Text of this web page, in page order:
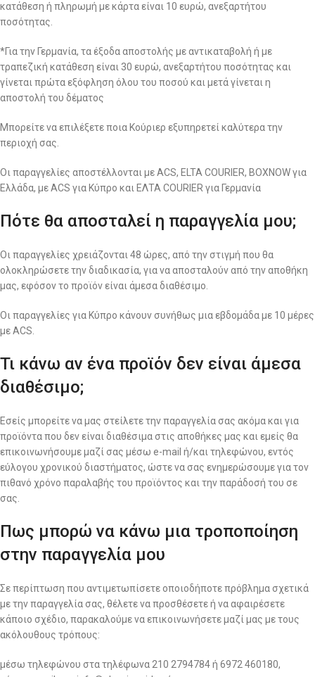
κατάθεση ή πληρωμή με κάρτα είναι 10 ευρώ, ανεξαρτήτου
ποσότητας.
*Για την Γερμανία, τα έξοδα αποστολής με αντικαταβολή ή με
τραπεζική κατάθεση είναι 30 ευρώ, ανεξαρτήτου ποσότητας και
γίνεται πρώτα εξόφληση όλου του ποσού και μετά γίνεται η
αποστολή του δέματος
Μπορείτε να επιλέξετε ποια Κούριερ εξυπηρετεί καλύτερα την
περιοχή σας.
Οι παραγγελίες αποστέλλονται με ACS, ELTA COURIER, BOXNOW για
Ελλάδα, με ACS για Κύπρο και ΕΛΤΑ COURIER για Γερμανία
Πότε θα αποσταλεί η παραγγελία μου;
Οι παραγγελίες χρειάζονται 48 ώρες, από την στιγμή που θα
ολοκληρώσετε την διαδικασία, για να αποσταλούν από την αποθήκη
μας, εφόσον το προϊόν είναι άμεσα διαθέσιμο.
Οι παραγγελίες για Κύπρο κάνουν συνήθως μια εβδομάδα με 10 μέρες
με ACS.
Τι κάνω αν ένα προϊόν δεν είναι άμεσα
διαθέσιμο;
Εσείς μπορείτε να μας στείλετε την παραγγελία σας ακόμα και για
προϊόντα που δεν είναι διαθέσιμα στις αποθήκες μας και εμείς θα
επικοινωνήσουμε μαζί σας μέσω e-mail ή/και τηλεφώνου, εντός
εύλογου χρονικού διαστήματος, ώστε να σας ενημερώσουμε για τον
πιθανό χρόνο παραλαβής του προϊόντος και την παράδοσή του σε
σας.
Πως μπορώ να κάνω μια τροποποίηση
στην παραγγελία μου
Σε περίπτωση που αντιμετωπίσετε οποιοδήποτε πρόβλημα σχετικά
με την παραγγελία σας, θέλετε να προσθέσετε ή να αφαιρέσετε
κάποιο σχέδιο, παρακαλούμε να επικοινωνήσετε μαζί μας με τους
ακόλουθους τρόπους:
μέσω τηλεφώνου στα τηλέφωνα 210 2794784 ή 6972 460180,